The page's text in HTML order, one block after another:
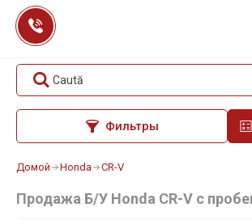
Перейти
содержанию
Caută
Фильтры
Домой Honda CR-V
Продажа Б/У Honda CR-V с